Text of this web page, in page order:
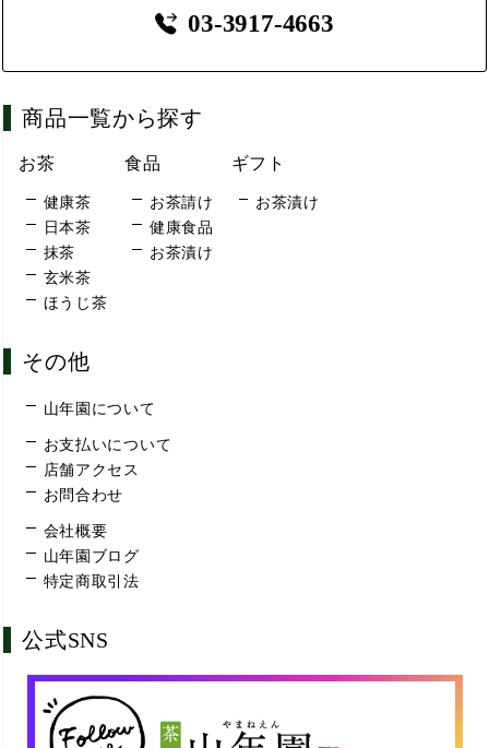
03-3917-4663
商品一覧から探す
お茶
健康茶
日本茶
抹茶
玄米茶
ほうじ茶
食品
お茶請け
健康食品
お茶漬け
ギフト
お茶漬け
その他
山年園について
お支払いについて
店舗アクセス
お問合わせ
会社概要
山年園ブログ
特定商取引法
公式SNS